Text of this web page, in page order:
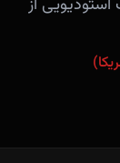
از